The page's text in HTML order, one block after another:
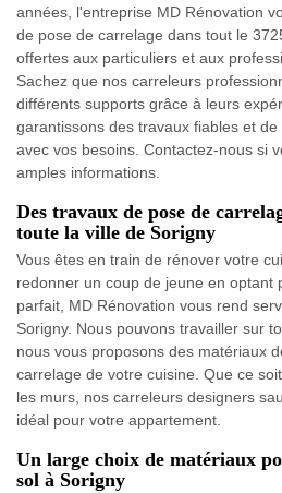
années, l'entreprise MD Rénovation
de pose de carrelage dans tout le
offertes aux particuliers et aux
Sachez que nos carreleurs
différents supports grâce à leurs
garantissons des travaux fiables et
avec vos besoins. Contactez-nous si
amples informations.
Des travaux de pose de
toute la ville de Sorigny
Vous êtes en train de rénover votre
redonner un coup de jeune en optant
parfait, MD Rénovation vous rend
Sorigny. Nous pouvons travailler sur
nous vous proposons des matériaux
carrelage de votre cuisine. Que ce
les murs, nos carreleurs designers
idéal pour votre appartement.
Un large choix de matériaux
sol à Sorigny